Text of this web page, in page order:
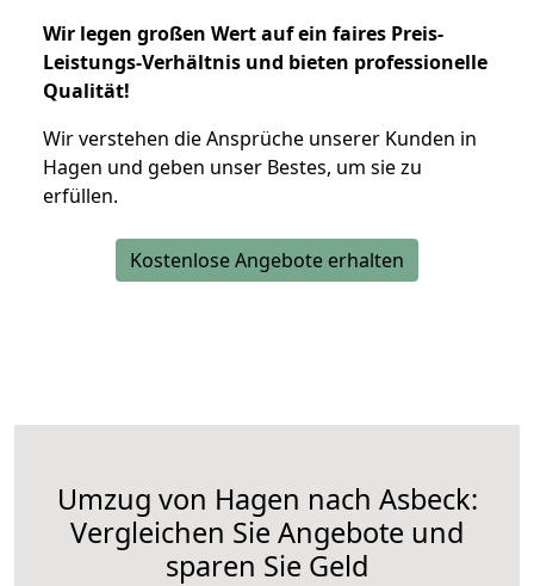
Wir legen großen Wert auf ein faires Preis-
Leistungs-Verhältnis und bieten professionelle
Qualität!
Wir verstehen die Ansprüche unserer Kunden in
Hagen und geben unser Bestes, um sie zu
erfüllen.
Kostenlose Angebote erhalten
Umzug von Hagen nach Asbeck:
Vergleichen Sie Angebote und
sparen Sie Geld